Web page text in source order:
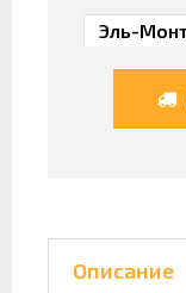
Описание